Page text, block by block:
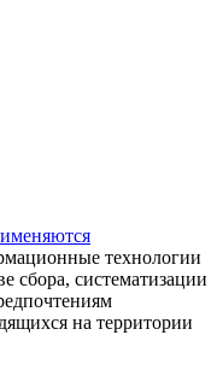
технологии
сбора, систематизации
на территории